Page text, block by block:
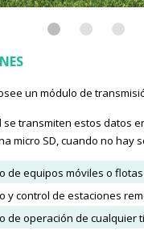
un módulo de
se transmiten estos datos
micro SD, cuando no hay
de equipos móviles o
y control de estaciones
de operación de cualquier